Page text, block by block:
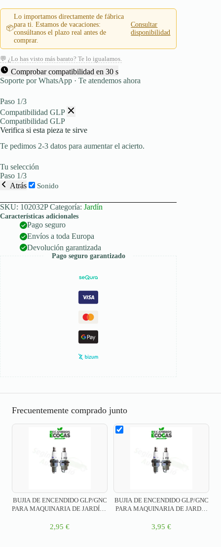
JARDÍN
NO
RESISTENCIA
-
P18Y
cantidad
📦
Lo importamos directamente de fábrica
para ti. Estamos de vacaciones:
consúltanos el plazo real antes de
comprar.
Consultar
disponibilidad
💬 ¿Lo has visto más barato? Te lo igualamos.
Comprobar compatibilidad en 30 s
Soporte por WhatsApp · Te atendemos ahora
Paso 1/3
Compatibilidad GLP
Compatibilidad GLP
Verifica si esta pieza te sirve
Te pedimos 2-3 datos para aumentar el acierto.
Tu selección
Paso 1/3
Atrás
Sonido
SKU: 102032P Categoría: Jardín
Características adicionales
Pago seguro
Envíos a toda Europa
Devolución garantizada
Pago seguro garantizado
Frecuentemente comprado junto
BUJIA DE ENCENDIDO GLP/GNC
PARA MAQUINARIA DE JARDÍN /
2,95 €
BUJIA DE ENCENDIDO GLP/GNC
PARA MAQUINARIA DE JARDÍN
3,95 €